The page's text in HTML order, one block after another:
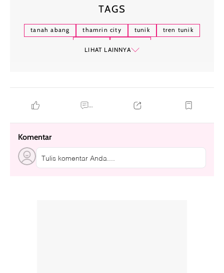
TAGS
tanah abang thamrin city tunik
tren tunik
LIHAT LAINNYA
...
Komentar
Tulis komentar Anda....